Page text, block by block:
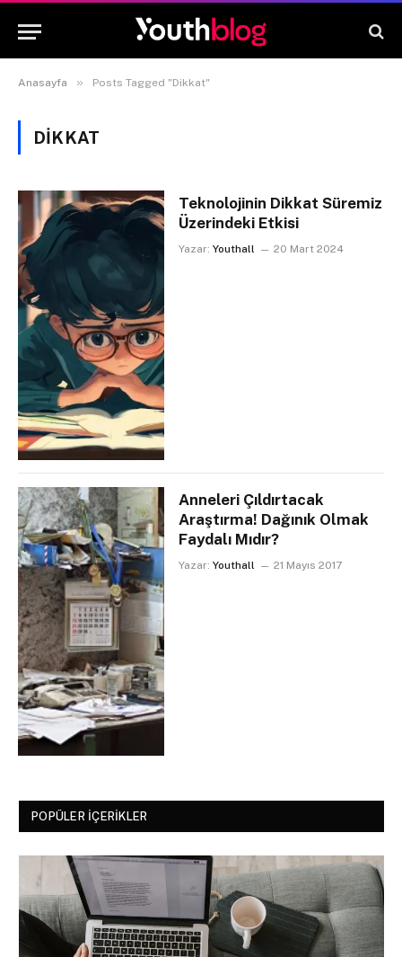
Anasayfa » Posts Tagged "Dikkat"
DIKKAT
Teknolojinin Dikkat Süremiz
Üzerindeki Etkisi
Yazar: Youthall 20 Mart 2024
Anneleri Çıldırtacak
Araştırma! Dağınık Olmak
Faydalı Mıdır?
Yazar: Youthall 21 Mayıs 2017
POPÜLER İÇERIKLER